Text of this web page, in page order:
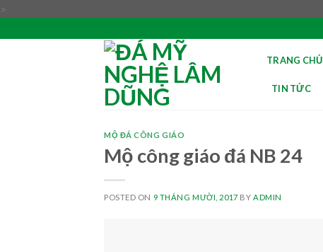
>
content
TRANG CHỦ
TIN TỨC
MỘ ĐÁ CÔNG GIÁO
Mộ công giáo đá NB 24
POSTED ON 9 THÁNG MƯỜI, 2017 BY ADMIN